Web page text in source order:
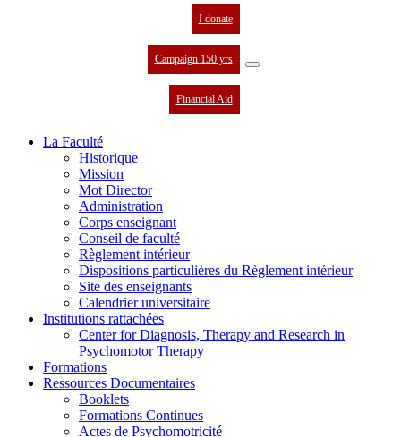
I donate
Campaign 150 yrs
Financial Aid
La Faculté
Historique
Mission
Mot Director
Administration
Corps enseignant
Conseil de faculté
Règlement intérieur
Dispositions particulières du Règlement intérieur
Site des enseignants
Calendrier universitaire
Institutions rattachées
Center for Diagnosis, Therapy and Research in
Psychomotor Therapy
Formations
Ressources Documentaires
Booklets
Formations Continues
Actes de Psychomotricité